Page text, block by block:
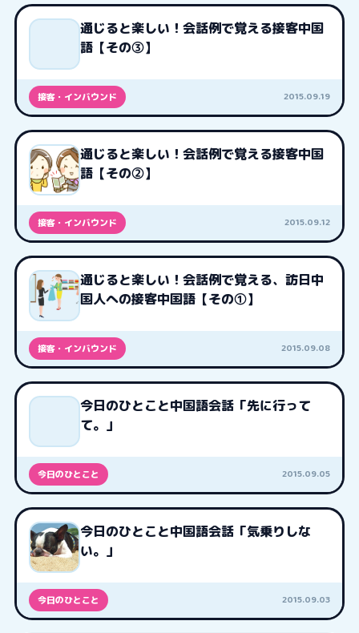
通じると楽しい！会話例で覚える接客中国
語【その③】
接客・インバウンド 2015.09.19
通じると楽しい！会話例で覚える接客中国
語【その②】
接客・インバウンド 2015.09.12
通じると楽しい！会話例で覚える、訪日中
国人への接客中国語【その①】
接客・インバウンド 2015.09.08
今日のひとこと中国語会話「先に行って
て。」
今日のひとこと 2015.09.05
今日のひとこと中国語会話「気乗りしな
い。」
今日のひとこと 2015.09.03